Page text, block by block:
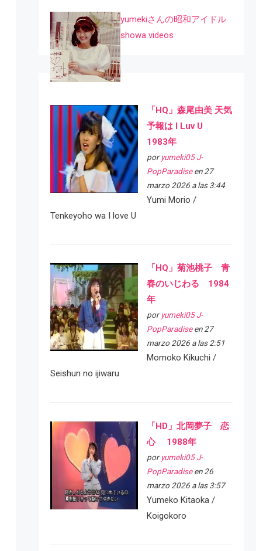
yumekiさんの昭和アイドル
showa videos
「HQ」森尾由美 天気
予報は I Luv U
1983年
por yumeki05 J-
PopParadiseen 27
marzo 2026 a las 3:44
Yumi Morio /
Tenkeyoho wa I love U
「HQ」菊池桃子 青
春のいじわる 1984
年
por yumeki05 J-
PopParadiseen 27
marzo 2026 a las 2:51
Momoko Kikuchi /
Seishun no ijiwaru
「HD」北岡夢子 恋
心 1988年
por yumeki05 J-
PopParadiseen 26
marzo 2026 a las 3:57
Yumeko Kitaoka /
Koigokoro